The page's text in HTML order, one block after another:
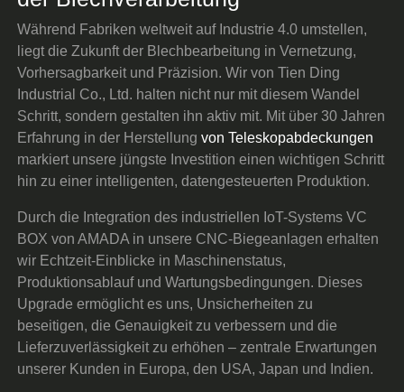
Während Fabriken weltweit auf Industrie 4.0 umstellen,
liegt die Zukunft der Blechbearbeitung in Vernetzung,
Vorhersagbarkeit und Präzision. Wir von Tien Ding
Industrial Co., Ltd. halten nicht nur mit diesem Wandel
Schritt, sondern gestalten ihn aktiv mit. Mit über 30 Jahren
Erfahrung in der Herstellungvon Teleskopabdeckungen
markiert unsere jüngste Investition einen wichtigen Schritt
hin zu einer intelligenten, datengesteuerten Produktion.
Durch die Integration des industriellen IoT-Systems VC
BOX von AMADA in unsere CNC-Biegeanlagen erhalten
wir Echtzeit-Einblicke in Maschinenstatus,
Produktionsablauf und Wartungsbedingungen. Dieses
Upgrade ermöglicht es uns, Unsicherheiten zu
beseitigen, die Genauigkeit zu verbessern und die
Lieferzuverlässigkeit zu erhöhen – zentrale Erwartungen
unserer Kunden in Europa, den USA, Japan und Indien.